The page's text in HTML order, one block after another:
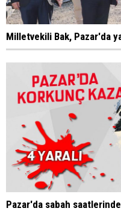
Milletvekili Bak, Pazar'da
Pazar'da sabah